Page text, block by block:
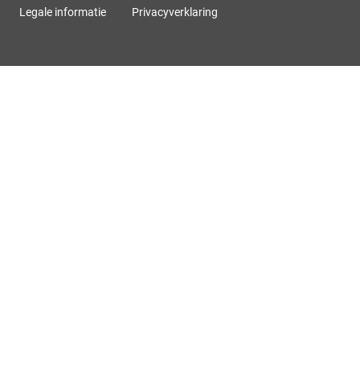
Legale informatie Privacyverklaring